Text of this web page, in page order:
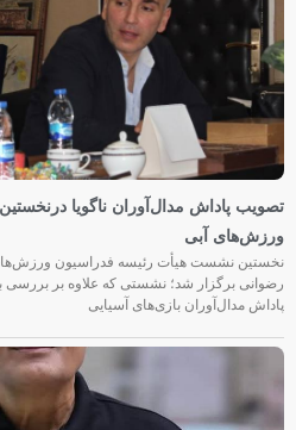
تصویب پاداش مدال‌آوران ناگویا
ورزش‌های آبی
نخستین نشست هیأت رئیسه فدراسیون
رضوانی برگزار شد؛ نشستی که علاوه بر بررسی
پاداش مدال‌آوران بازی‌های آسیایی